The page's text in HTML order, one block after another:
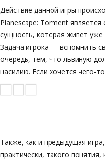
Действие данной игры
Planescape: Torment
сущность, которая живет
Задача игрока — вспомнить
очередь, тем, что львиную
насилию. Если хочется чего-
Также, как и предыдущая
практически, такого